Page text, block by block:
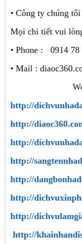
• Công ty chúng
Mọi chi tiết vui
• Phone : 0914
• Mail :
http://
http://
http://
http://
http://
http://
http://
http://